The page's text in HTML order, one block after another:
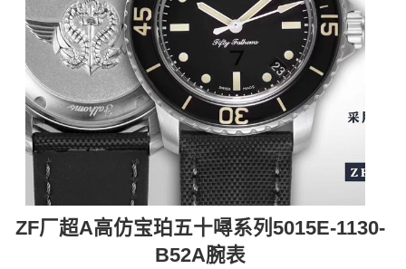
ZF厂超A高仿宝珀五十噚系列5015E-1130-
B52A腕表